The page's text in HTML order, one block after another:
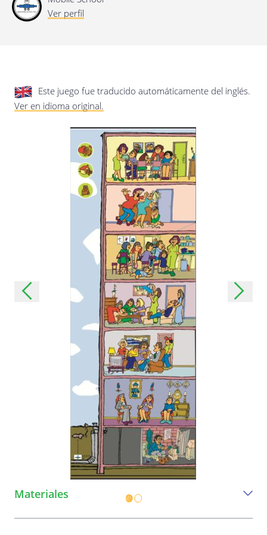
Ver perfil
Este juego fue traducido automáticamente del inglés.
Ver en idioma original.
Materiales
Guardar preferencias